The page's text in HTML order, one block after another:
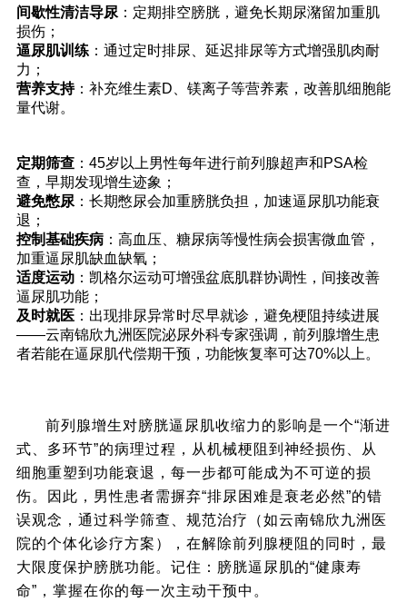
间歇性清洁导尿：定期排空膀胱，避免长期尿潴留加重肌
损伤；
逼尿肌训练：通过定时排尿、延迟排尿等方式增强肌肉耐
力；
营养支持：补充维生素D、镁离子等营养素，改善肌细胞能
量代谢。
建议
定期筛查：45岁以上男性每年进行前列腺超声和PSA检
查，早期发现增生迹象；
避免憋尿：长期憋尿会加重膀胱负担，加速逼尿肌功能衰
退；
控制基础疾病：高血压、糖尿病等慢性病会损害微血管，
加重逼尿肌缺血缺氧；
适度运动：凯格尔运动可增强盆底肌群协调性，间接改善
逼尿肌功能；
及时就医：出现排尿异常时尽早就诊，避免梗阻持续进展
——云南锦欣九洲医院泌尿外科专家强调，前列腺增生患
者若能在逼尿肌代偿期干预，功能恢复率可达70%以上。
前列腺增生对膀胱逼尿肌收缩力的影响是一个“渐进
式、多环节”的病理过程，从机械梗阻到神经损伤、从
细胞重塑到功能衰退，每一步都可能成为不可逆的损
伤。因此，男性患者需摒弃“排尿困难是衰老必然”的错
误观念，通过科学筛查、规范治疗（如云南锦欣九洲医
院的个体化诊疗方案），在解除前列腺梗阻的同时，最
大限度保护膀胱功能。记住：膀胱逼尿肌的“健康寿
命”，掌握在你的每一次主动干预中。